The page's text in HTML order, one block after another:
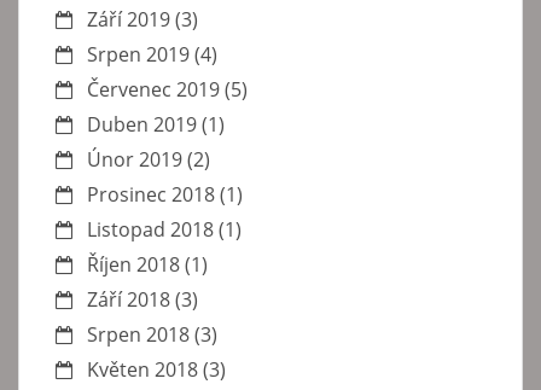
Září 2019(3)
Srpen 2019(4)
Červenec 2019(5)
Duben 2019(1)
Únor 2019(2)
Prosinec 2018(1)
Listopad 2018(1)
Říjen 2018(1)
Září 2018(3)
Srpen 2018(3)
Květen 2018(3)